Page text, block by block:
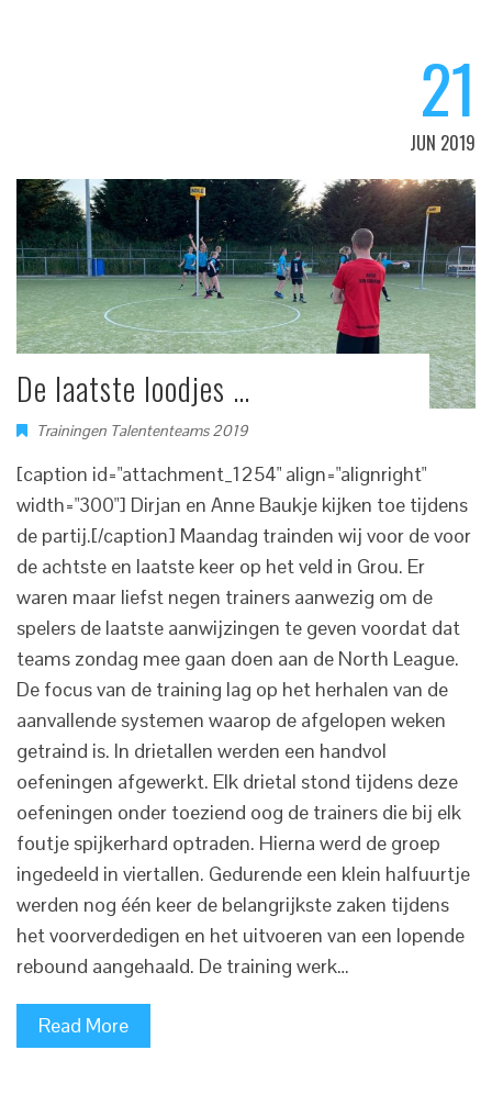
21
JUN 2019
De laatste loodjes …
Trainingen Talententeams 2019
[caption id="attachment_1254" align="alignright"
width="300"] Dirjan en Anne Baukje kijken toe tijdens
de partij.[/caption] Maandag trainden wij voor de voor
de achtste en laatste keer op het veld in Grou. Er
waren maar liefst negen trainers aanwezig om de
spelers de laatste aanwijzingen te geven voordat dat
teams zondag mee gaan doen aan de North League.
De focus van de training lag op het herhalen van de
aanvallende systemen waarop de afgelopen weken
getraind is. In drietallen werden een handvol
oefeningen afgewerkt. Elk drietal stond tijdens deze
oefeningen onder toeziend oog de trainers die bij elk
foutje spijkerhard optraden. Hierna werd de groep
ingedeeld in viertallen. Gedurende een klein halfuurtje
werden nog één keer de belangrijkste zaken tijdens
het voorverdedigen en het uitvoeren van een lopende
rebound aangehaald. De training werk…
Read More